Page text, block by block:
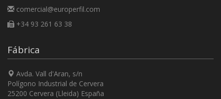
comercial@europerfil.com
+34 93 261 63 38
Fábrica
Avda. Vall d'Aran, s/n
Polígono Industrial de Cervera
25200 Cervera (Lleida) España